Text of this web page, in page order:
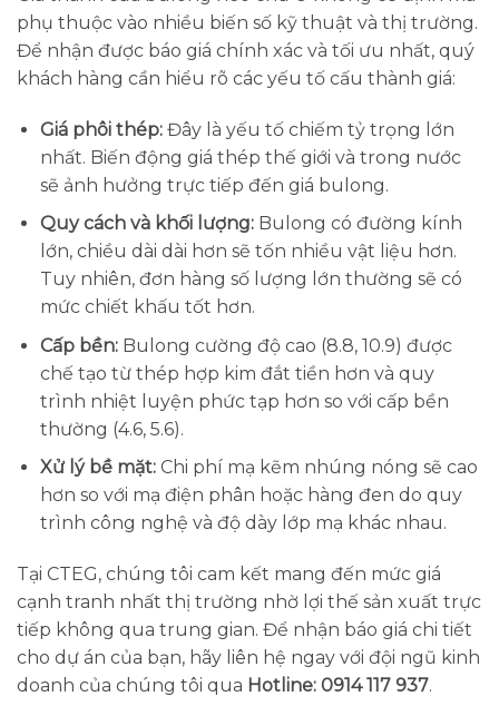
phụ thuộc vào nhiều biến số kỹ thuật và thị trường.
Để nhận được báo giá chính xác và tối ưu nhất, quý
khách hàng cần hiểu rõ các yếu tố cấu thành giá:
Giá phôi thép:Đây là yếu tố chiếm tỷ trọng lớn
nhất. Biến động giá thép thế giới và trong nước
sẽ ảnh hưởng trực tiếp đến giá bulong.
Quy cách và khối lượng:Bulong có đường kính
lớn, chiều dài dài hơn sẽ tốn nhiều vật liệu hơn.
Tuy nhiên, đơn hàng số lượng lớn thường sẽ có
mức chiết khấu tốt hơn.
Cấp bền:Bulong cường độ cao (8.8, 10.9) được
chế tạo từ thép hợp kim đắt tiền hơn và quy
trình nhiệt luyện phức tạp hơn so với cấp bền
thường (4.6, 5.6).
Xử lý bề mặt:Chi phí mạ kẽm nhúng nóng sẽ cao
hơn so với mạ điện phân hoặc hàng đen do quy
trình công nghệ và độ dày lớp mạ khác nhau.
Tại CTEG, chúng tôi cam kết mang đến mức giá
cạnh tranh nhất thị trường nhờ lợi thế sản xuất trực
tiếp không qua trung gian. Để nhận báo giá chi tiết
cho dự án của bạn, hãy liên hệ ngay với đội ngũ kinh
doanh của chúng tôi qua Hotline: 0914 117 937.